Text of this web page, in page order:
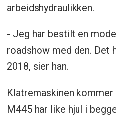
arbeidshydraulikken.
- Jeg har bestilt en
roadshow med den. Det
2018, sier han.
Klatremaskinen
M445 har like hjul i